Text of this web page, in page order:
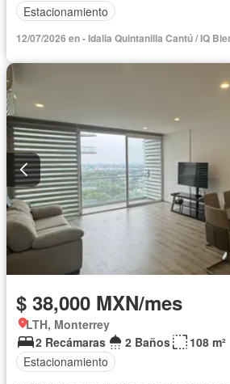
Estacionamiento
12/07/2026 en - Idalia Quintanilla Cantú / IQ
$ 38,000 MXN/mes
LTH, Monterrey
2 Recámaras
2 Baños
108 m²
Estacionamiento